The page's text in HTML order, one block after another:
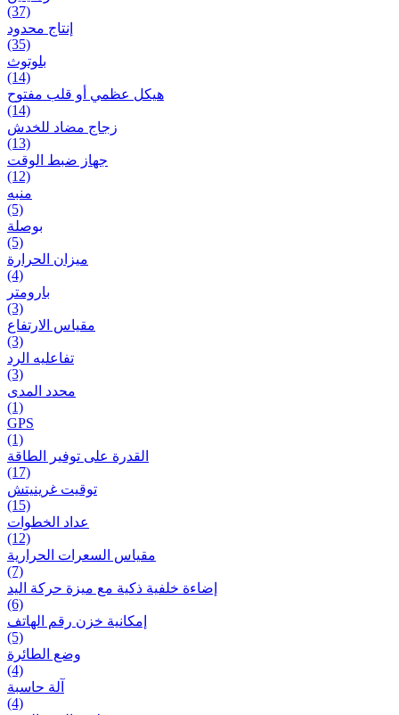
(37)
إنتاج محدود
(35)
بلوتوث
(14)
هيكل عظمي أو قلب مفتوح
(14)
زجاج مضاد للخدش
(13)
جهاز ضبط الوقت
(12)
منبه
(5)
بوصلة
(5)
ميزان الحرارة
(4)
بارومتر
(3)
مقياس الارتفاع
(3)
تفاعلیه الرد
(3)
محدد المدى
(1)
GPS
(1)
القدرة على توفير الطاقة
(17)
توقيت غرينيتش
(15)
عداد الخطوات
(12)
مقیاس السعرات الحرارية
(7)
إضاءة خلفية ذكية مع ميزة حرکة اليد
(6)
إمكانية خزن رقم الهاتف
(5)
وضع الطائرة
(4)
آلة حاسبة
(4)